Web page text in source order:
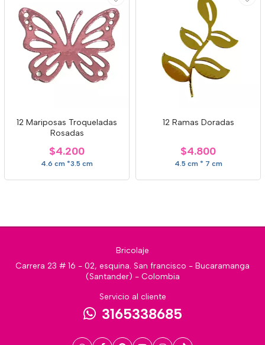
12 Mariposas Troqueladas
Rosadas
$4.200
4.6 cm *3.5 cm
12 Ramas Doradas
$4.800
4.5 cm * 7 cm
Bricolaje
Carrera 23 # 16 - 02, esquina. San francisco - Bucaramanga
(Santander) - Colombia
Servicio al cliente
3165338685